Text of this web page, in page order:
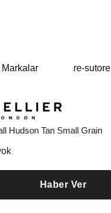
Markalar re-sutore
Hudson Tan Small Grain
Haber Ver